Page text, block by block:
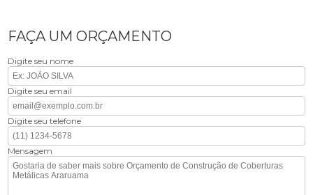
FAÇA UM ORÇAMENTO
Digite seu nome
Digite seu email
Digite seu telefone
Mensagem